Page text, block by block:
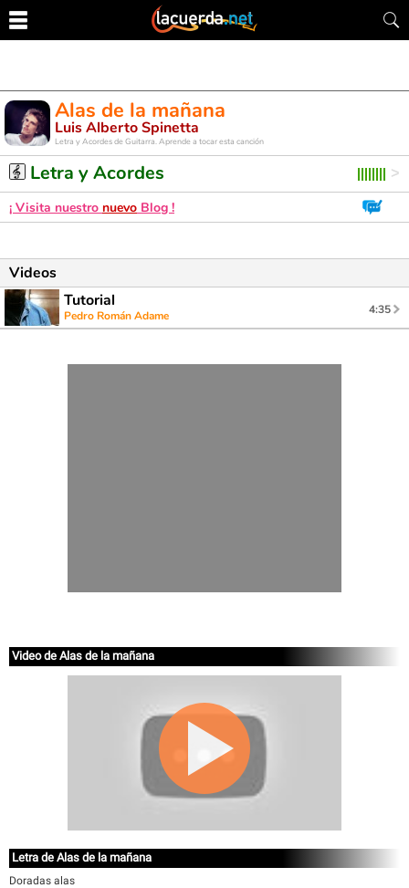
Alas de la mañana
Luis Alberto Spinetta
Letra y Acordes de Guitarra. Aprende a tocar esta canción
Letra y Acordes
¡ Visita nuestro nuevo Blog !
Videos
Tutorial
Pedro Román Adame 4:35
Video de Alas de la mañana
Letra de Alas de la mañana
Doradas alas